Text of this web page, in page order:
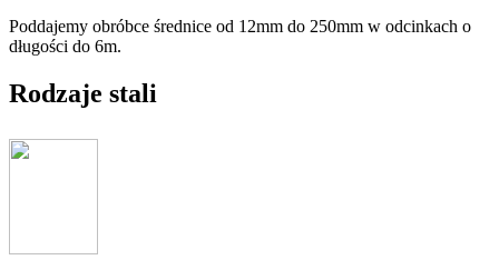
Poddajemy obróbce średnice od 12mm do 250mm w odcinkach o
długości do 6m.
Rodzaje stali